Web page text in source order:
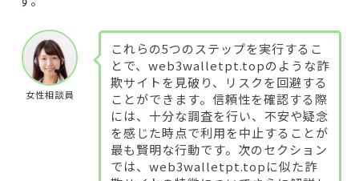
女性相談員
これらの5つのステップを実行するこ
とで、web3walletpt.topのような詐
欺サイトを見破り、リスクを回避する
ことができます。信頼性を確認する際
には、十分な調査を行い、不安や疑念
を感じた時点で利用を中止することが
最も賢明な行動です。次のセクション
では、web3walletpt.topに似た詐